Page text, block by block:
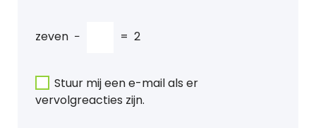
zeven − = 2
Stuur mij een e-mail als er
vervolgreacties zijn.